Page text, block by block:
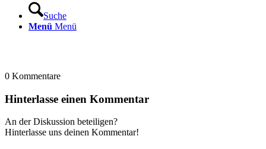
Suche
Menü Menü
0 Kommentare
Hinterlasse einen Kommentar
An der Diskussion beteiligen?
Hinterlasse uns deinen Kommentar!